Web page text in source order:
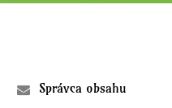
Správca obsahu